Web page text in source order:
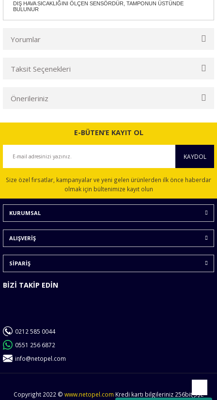
DIŞ HAVA SICAKLIĞINI ÖLÇEN SENSÖRDÜR, TAMPONUN ÜSTÜNDE
BULUNUR
Yorumlar
Taksit Seçenekleri
Önerileriniz
Bu ürünün fiyat bilgisi, resim, ürün açıklamalarında ve diğer
konularda yetersiz gördüğünüz noktaları öneri formunu
Ürün açıklamasında eksik bilgiler bulunuyor.
Ürün bilgilerinde hatalar bulunuyor.
Ürün fiyatı diğer sitelerden daha pahalı.
Bu ürüne benzer farklı alternatifler olmalı.
E-BÜTEN’E KAYIT OL
KAYDOL
Size özel fırsatlar, kampanyalar ve yeni gelen ürünlerden ilk önce haberdar
olmak için bültenimize kayıt olun
KURUMSAL
ALIŞVERİŞ
SİPARİŞ
BİZİ TAKİP EDİN
0212 585 0044
0551 256 6872
info@netopel.com
Copyright 2022 © www.netopel.com Kredi kartı bilgileriniz 256bit SSL
Yukarı